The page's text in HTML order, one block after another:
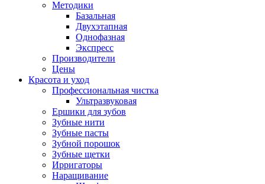
Методики
Базальная
Двухэтапная
Однофазная
Экспресс
Производители
Цены
Красота и уход
Профессиональная чистка
Ультразвуковая
Ершики для зубов
Зубные нити
Зубные пасты
Зубной порошок
Зубные щетки
Ирригаторы
Наращивание